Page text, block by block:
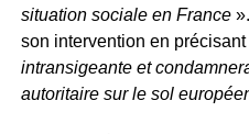
situation sociale en France».
son intervention en précisant
intransigeante et
autoritaire sur le sol